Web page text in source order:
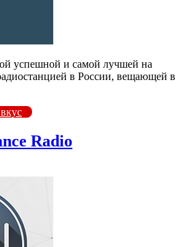
успешной и самой лучшей на
в России, вещающей в
Radio